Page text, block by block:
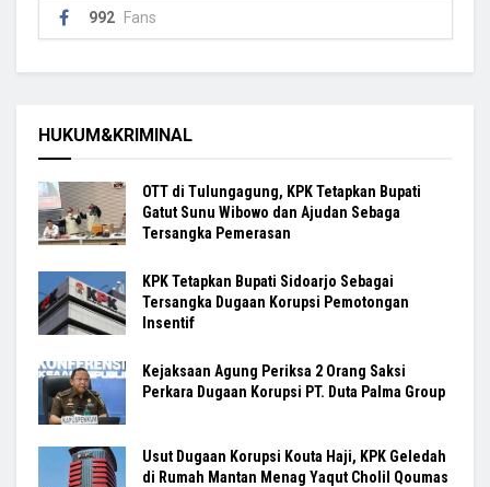
992 Fans
HUKUM&KRIMINAL
OTT di Tulungagung, KPK Tetapkan Bupati
Gatut Sunu Wibowo dan Ajudan Sebaga
Tersangka Pemerasan
KPK Tetapkan Bupati Sidoarjo Sebagai
Tersangka Dugaan Korupsi Pemotongan
Insentif
Kejaksaan Agung Periksa 2 Orang Saksi
Perkara Dugaan Korupsi PT. Duta Palma Group
Usut Dugaan Korupsi Kouta Haji, KPK Geledah
di Rumah Mantan Menag Yaqut Cholil Qoumas